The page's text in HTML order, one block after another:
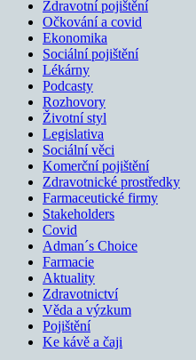
Zdravotní pojištění
Očkování a covid
Ekonomika
Sociální pojištění
Lékárny
Podcasty
Rozhovory
Životní styl
Legislativa
Sociální věci
Komerční pojištění
Zdravotnické prostředky
Farmaceutické firmy
Stakeholders
Covid
Adman´s Choice
Farmacie
Aktuality
Zdravotnictví
Věda a výzkum
Pojištění
Ke kávě a čaji